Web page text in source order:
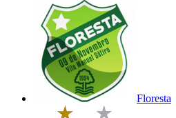
Floresta